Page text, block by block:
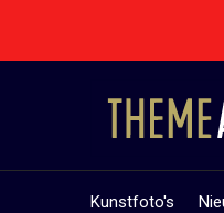
Kunstfoto's